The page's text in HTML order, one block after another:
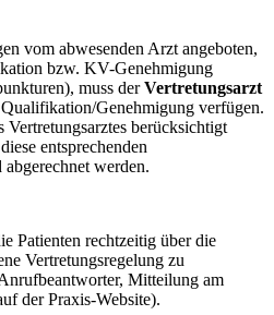
vom abwesenden Arzt angeboten,
bzw. KV-Genehmigung
muss derVertretungsarzt
Genehmigung verfügen.
Vertretungsarztes berücksichtigt
entsprechenden
abgerechnet werden.
Patienten rechtzeitig über die
Vertretungsregelung zu
Mitteilung am
der Praxis-Website).